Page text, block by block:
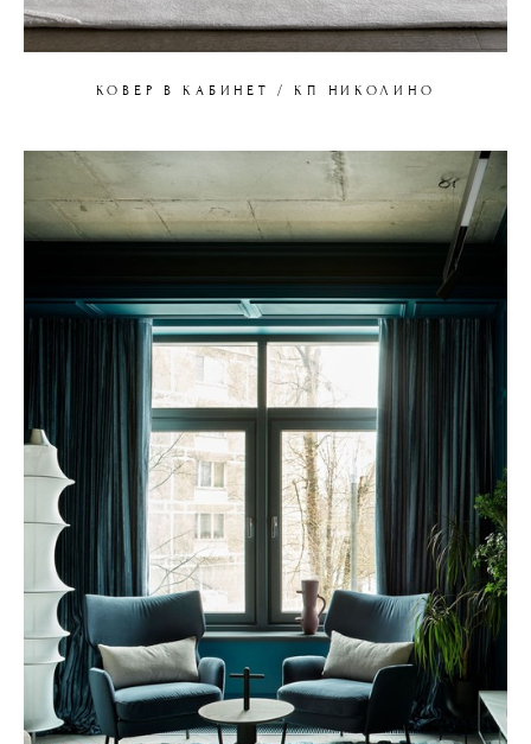
КОВЕР В КАБИНЕТ / КП НИКОЛИНО